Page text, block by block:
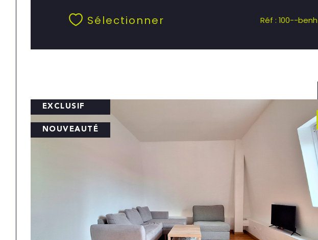
Sélectionner Réf : 100--benh
EXCLUSIF
NOUVEAUTÉ